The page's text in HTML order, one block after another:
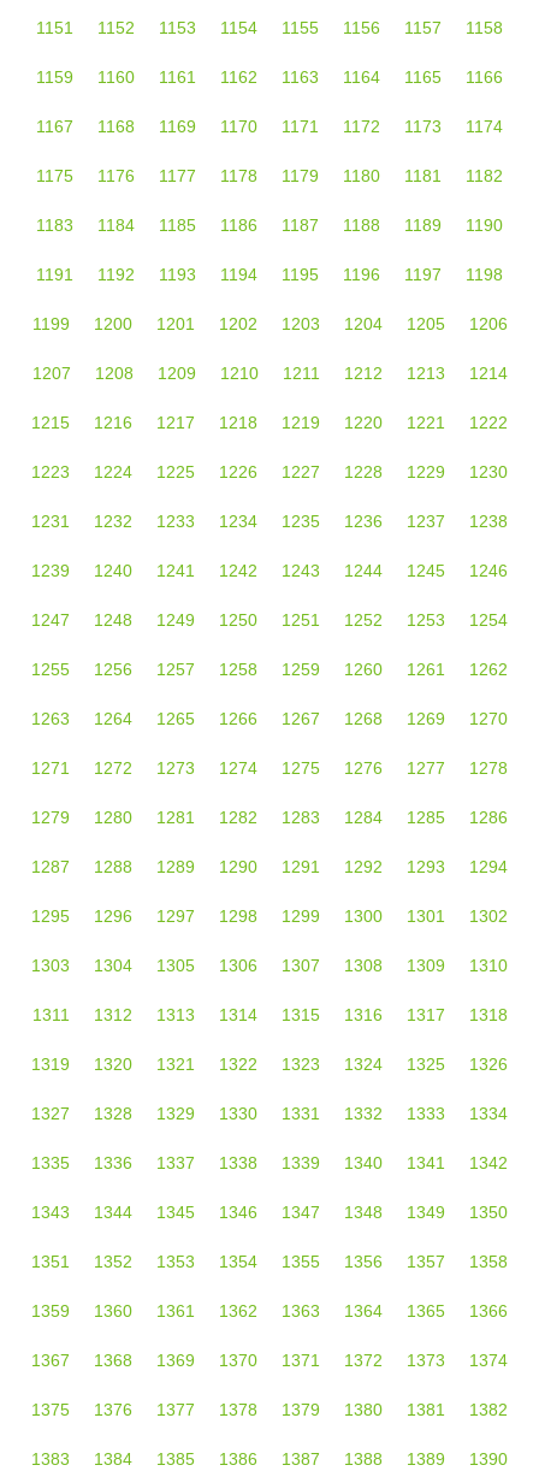
1151 1152 1153 1154 1155 1156 1157 1158
1159 1160 1161 1162 1163 1164 1165 1166
1167 1168 1169 1170 1171 1172 1173 1174
1175 1176 1177 1178 1179 1180 1181 1182
1183 1184 1185 1186 1187 1188 1189 1190
1191 1192 1193 1194 1195 1196 1197 1198
1199 1200 1201 1202 1203 1204 1205 1206
1207 1208 1209 1210 1211 1212 1213 1214
1215 1216 1217 1218 1219 1220 1221 1222
1223 1224 1225 1226 1227 1228 1229 1230
1231 1232 1233 1234 1235 1236 1237 1238
1239 1240 1241 1242 1243 1244 1245 1246
1247 1248 1249 1250 1251 1252 1253 1254
1255 1256 1257 1258 1259 1260 1261 1262
1263 1264 1265 1266 1267 1268 1269 1270
1271 1272 1273 1274 1275 1276 1277 1278
1279 1280 1281 1282 1283 1284 1285 1286
1287 1288 1289 1290 1291 1292 1293 1294
1295 1296 1297 1298 1299 1300 1301 1302
1303 1304 1305 1306 1307 1308 1309 1310
1311 1312 1313 1314 1315 1316 1317 1318
1319 1320 1321 1322 1323 1324 1325 1326
1327 1328 1329 1330 1331 1332 1333 1334
1335 1336 1337 1338 1339 1340 1341 1342
1343 1344 1345 1346 1347 1348 1349 1350
1351 1352 1353 1354 1355 1356 1357 1358
1359 1360 1361 1362 1363 1364 1365 1366
1367 1368 1369 1370 1371 1372 1373 1374
1375 1376 1377 1378 1379 1380 1381 1382
1383 1384 1385 1386 1387 1388 1389 1390